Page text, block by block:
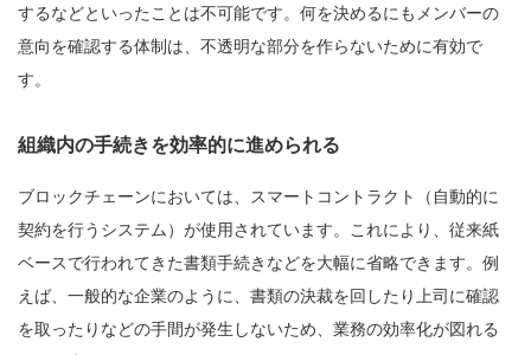
するなどといったことは不可能です。何を決めるにもメンバーの
意向を確認する体制は、不透明な部分を作らないために有効で
す。
組織内の手続きを効率的に進められる
ブロックチェーンにおいては、スマートコントラクト（自動的に
契約を行うシステム）が使用されています。これにより、従来紙
ベースで行われてきた書類手続きなどを大幅に省略できます。例
えば、一般的な企業のように、書類の決裁を回したり上司に確認
を取ったりなどの手間が発生しないため、業務の効率化が図れる